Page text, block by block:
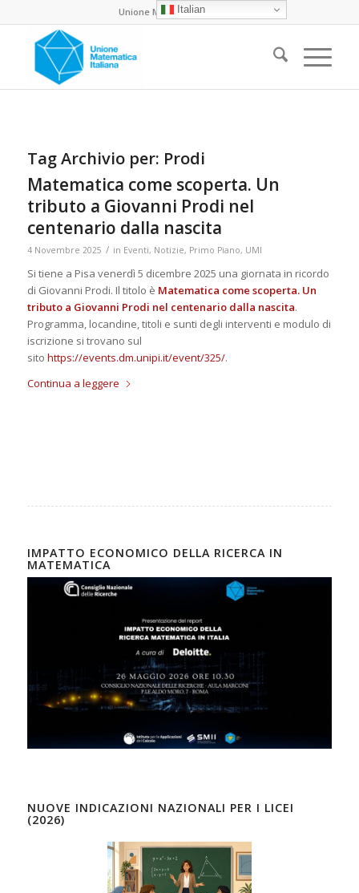
Unione Matematica Italiana
Tag Archivio per: Prodi
Matematica come scoperta. Un
tributo a Giovanni Prodi nel
centenario dalla nascita
4 Novembre 2025 / in Eventi, Notizie, Primo Piano, UMI
Si tiene a Pisa venerdì 5 dicembre 2025 una giornata in ricordo
di Giovanni Prodi. Il titolo è Matematica come scoperta. Un
tributo a Giovanni Prodi nel centenario dalla nascita.
Programma, locandine, titoli e sunti degli interventi e modulo di
iscrizione si trovano sul
sito https://events.dm.unipi.it/event/325/.
Continua a leggere
IMPATTO ECONOMICO DELLA RICERCA IN
MATEMATICA
NUOVE INDICAZIONI NAZIONALI PER I LICEI
(2026)
Italian